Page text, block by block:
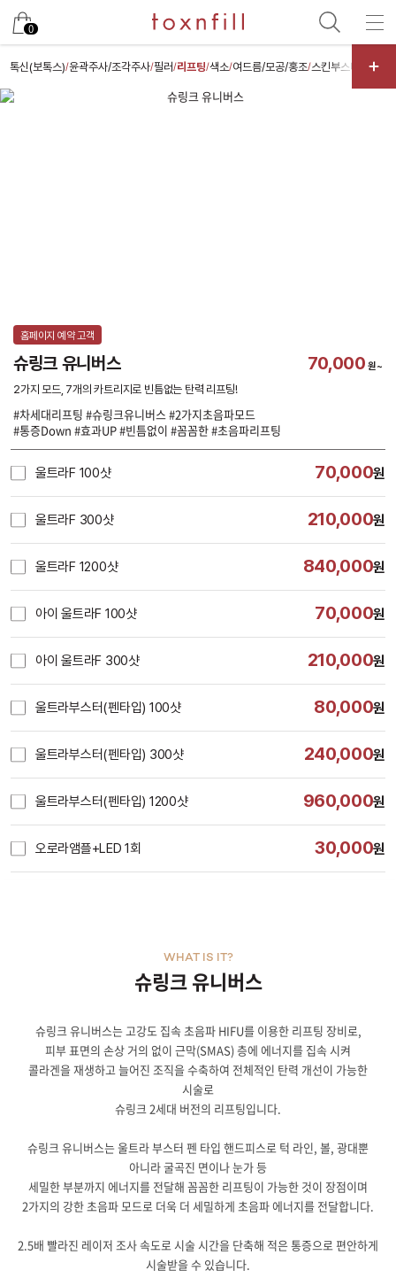
0
톡신(보톡스)/윤곽주사/조각주사/필러/리프팅/색소/여드름/모공/홍조/스킨부스터 스킨케
홈페이지 예약 고객
슈링크 유니버스 70,000 원~
카카
2가지 모드, 7개의 카트리지로 빈틈없는 탄력 리프팅!
#차세대리프팅 #슈링크유니버스 #2가지초음파모드
#통증Down #효과UP #빈틈없이 #꼼꼼한 #초음파리프팅
울트라F 100샷 70,000원
울트라F 300샷 210,000원
울트라F 1200샷 840,000원
아이 울트라F 100샷 70,000원
아이 울트라F 300샷 210,000원
울트라부스터(펜타입) 100샷 80,000원
울트라부스터(펜타입) 300샷 240,000원
울트라부스터(펜타입) 1200샷 960,000원
오로라앰플+LED 1회 30,000원
슈링크 유니버스
WHAT IS IT?
슈링크 유니버스는 고강도 집속 초음파 HIFU를 이용한 리프팅 장비로,
피부 표면의 손상 거의 없이 근막(SMAS) 층에 에너지를 집속 시켜
콜라겐을 재생하고 늘어진 조직을 수축하여 전체적인 탄력 개선이 가능한
시술로
슈링크 2세대 버전의 리프팅입니다.
슈링크 유니버스는 울트라 부스터 펜 타입 핸드피스로 턱 라인, 볼, 광대뿐
아니라 굴곡진 면이나 눈가 등
세밀한 부분까지 에너지를 전달해 꼼꼼한 리프팅이 가능한 것이 장점이며
2가지의 강한 초음파 모드로 더욱 더 세밀하게 초음파 에너지를 전달합니다.
2.5배 빨라진 레이저 조사 속도로 시술 시간을 단축해 적은 통증으로 편안하게
시술받을 수 있습니다.